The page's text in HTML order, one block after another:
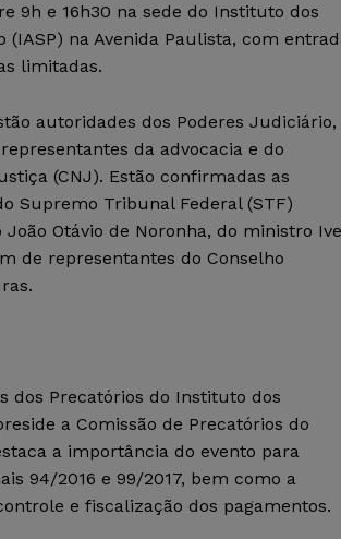
9h e 16h30 na sede do Instituto dos
(IASP) na Avenida Paulista, com
limitadas.
autoridades dos Poderes Judiciário,
da advocacia e do
(CNJ). Estão confirmadas as
Supremo Tribunal Federal (STF)
Otávio de Noronha, do ministro
de representantes do Conselho
dos Precatórios do Instituto dos
a Comissão de Precatórios do
a importância do evento para
94/2016 e 99/2017, bem como a
e fiscalização dos pagamentos.